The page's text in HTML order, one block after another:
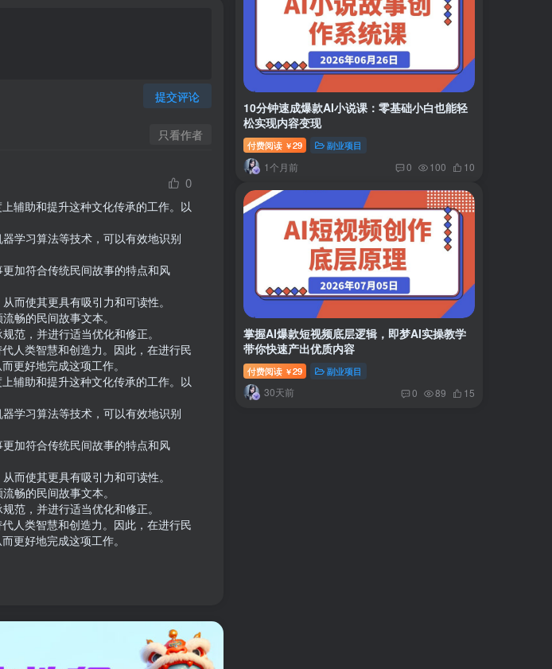
提交评论
只看作者
0
辅助和提升这种文化传承的工作。以
学习算法等技术，可以有效地识别
加符合传统民间故事的特点和风
而使其更具有吸引力和可读性。
畅的民间故事文本。
范，并进行适当优化和修正。
人类智慧和创造力。因此，在进行民
更好地完成这项工作。
辅助和提升这种文化传承的工作。以
学习算法等技术，可以有效地识别
加符合传统民间故事的特点和风
而使其更具有吸引力和可读性。
畅的民间故事文本。
范，并进行适当优化和修正。
人类智慧和创造力。因此，在进行民
更好地完成这项工作。
10分钟速成爆款AI小说课：零基础小白也能轻
松实现内容变现
付费阅读 ￥29 副业项目
1个月前 0 100 10
掌握AI爆款短视频底层逻辑，即梦AI实操教学
带你快速产出优质内容
付费阅读 ￥29 副业项目
30天前 0 89 15